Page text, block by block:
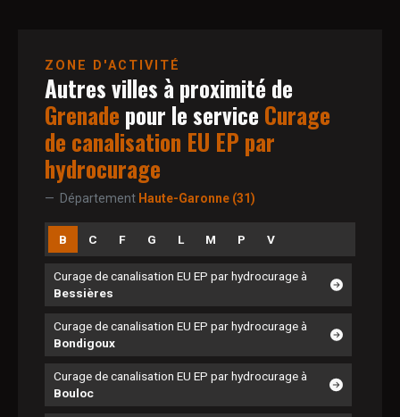
ZONE D'ACTIVITÉ
Autres villes à proximité de
Grenade pour le service Curage
de canalisation EU EP par
hydrocurage
Département Haute-Garonne (31)
B C F G L M P V
Curage de canalisation EU EP par hydrocurage à
Bessières
Curage de canalisation EU EP par hydrocurage à
Bondigoux
Curage de canalisation EU EP par hydrocurage à
Bouloc